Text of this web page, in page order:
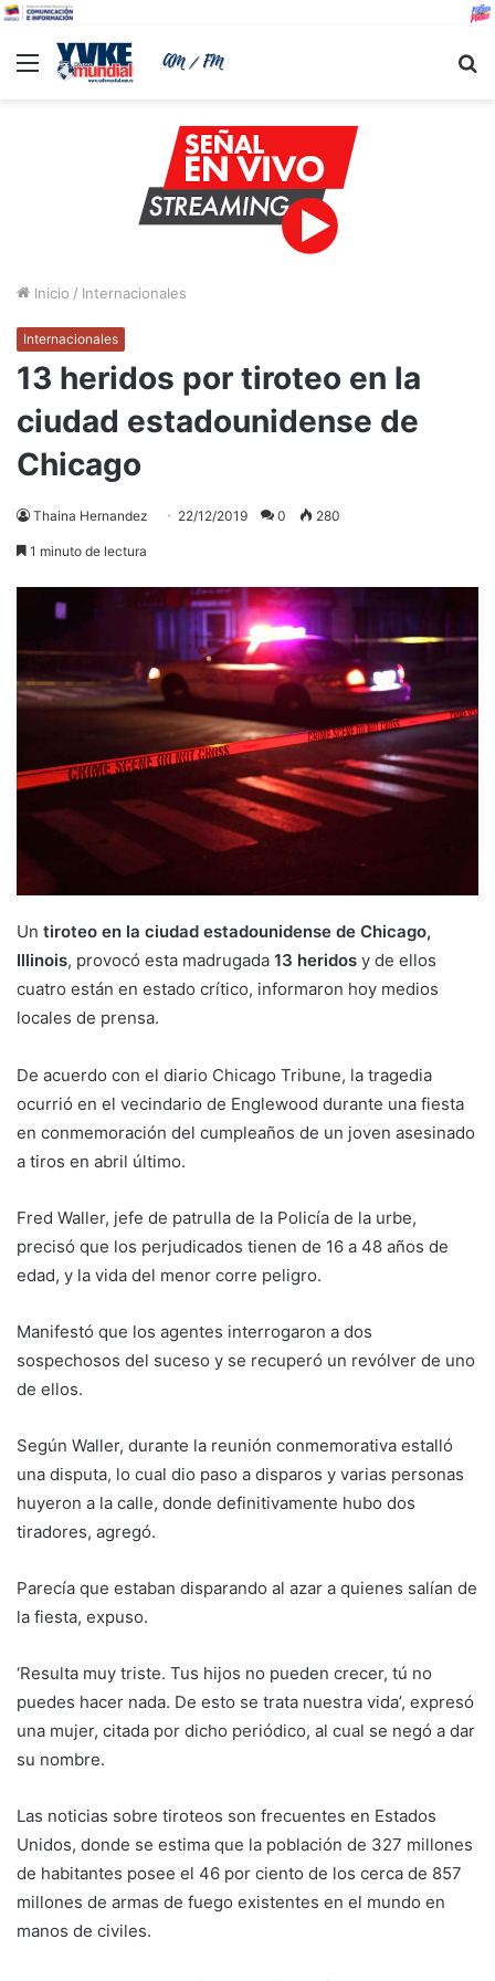
Menu
Inicio / Internacionales
Internacionales
13 heridos por tiroteo en la
ciudad estadounidense de
Chicago
Thaina Hernandez 22/12/2019 0 280
1 minuto de lectura
Un tiroteo en la ciudad estadounidense de Chicago,
Illinois, provocó esta madrugada 13 heridos y de ellos
cuatro están en estado crítico, informaron hoy medios
locales de prensa.
De acuerdo con el diario Chicago Tribune, la tragedia
ocurrió en el vecindario de Englewood durante una fiesta
en conmemoración del cumpleaños de un joven asesinado
a tiros en abril último.
Fred Waller, jefe de patrulla de la Policía de la urbe,
precisó que los perjudicados tienen de 16 a 48 años de
edad, y la vida del menor corre peligro.
Manifestó que los agentes interrogaron a dos
sospechosos del suceso y se recuperó un revólver de uno
de ellos.
Según Waller, durante la reunión conmemorativa estalló
una disputa, lo cual dio paso a disparos y varias personas
huyeron a la calle, donde definitivamente hubo dos
tiradores, agregó.
Parecía que estaban disparando al azar a quienes salían de
la fiesta, expuso.
‘Resulta muy triste. Tus hijos no pueden crecer, tú no
puedes hacer nada. De esto se trata nuestra vida’, expresó
una mujer, citada por dicho periódico, al cual se negó a dar
su nombre.
Las noticias sobre tiroteos son frecuentes en Estados
Unidos, donde se estima que la población de 327 millones
de habitantes posee el 46 por ciento de los cerca de 857
millones de armas de fuego existentes en el mundo en
manos de civiles.